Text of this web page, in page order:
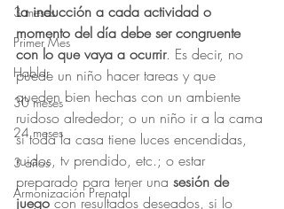
3 meses
Primer Mes
Hablar
30 meses
24 meses
3 años
Armonización Prenatal
La inducción a cada actividad o
momento del día debe ser congruente
con lo que vaya a ocurrir. Es decir, no
puede un niño hacer tareas y que
queden bien hechas con un ambiente
ruidoso alrededor; o un niño ir a la cama
si toda la casa tiene luces encendidas,
ruidos, tv prendido, etc.; o estar
preparado para tener una sesión de
juego con resultados deseados, si lo